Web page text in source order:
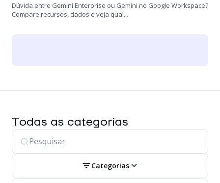
Dúvida entre Gemini Enterprise ou Gemini no Google Workspace?
Compare recursos, dados e veja qual...
Todas as categorias
Categorias